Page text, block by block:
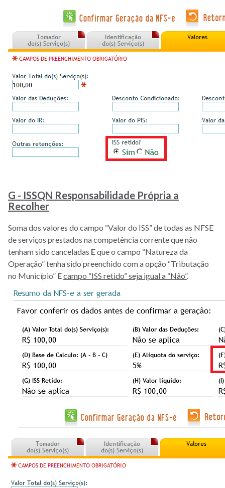
G - ISSQN Responsabilidade Própria a
Recolher
Soma dos valores do campo “Valor do ISS” de todas as NFSE
de serviços prestados na competência corrente que não
tenham sido canceladas Eque o campo “Natureza da
Operação” tenha sido preenchido com a opção “Tributação
no Município” Ecampo “ISS retido” seja igual a “Não”.